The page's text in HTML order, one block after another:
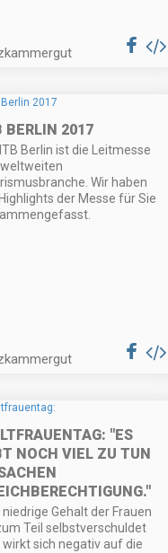
BERLIN 2017
Berlin ist die Leitmesse
Wir haben
der Messe für Sie
"ES
NOCH VIEL ZU TUN
niedrige Gehalt der Frauen
Teil selbstverschuldet
wirkt sich negativ auf die